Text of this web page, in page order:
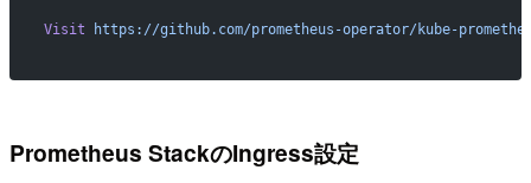
Visit https://github.com/prometheus-operator/kube-
Prometheus StackのIngress設定